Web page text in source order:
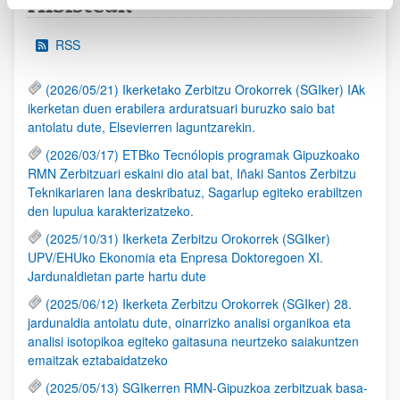
RSS
(2026/05/21) Ikerketako Zerbitzu Orokorrek (SGIker) IAk
ikerketan duen erabilera arduratsuari buruzko saio bat
antolatu dute, Elsevierren laguntzarekin.
(2026/03/17) ETBko Tecnólopis programak Gipuzkoako
RMN Zerbitzuari eskaini dio atal bat, Iñaki Santos Zerbitzu
Teknikariaren lana deskribatuz, Sagarlup egiteko erabiltzen
den lupulua karakterizatzeko.
(2025/10/31) Ikerketa Zerbitzu Orokorrek (SGIker)
UPV/EHUko Ekonomia eta Enpresa Doktoregoen XI.
Jardunaldietan parte hartu dute
(2025/06/12) Ikerketa Zerbitzu Orokorrek (SGIker) 28.
jardunaldia antolatu dute, oinarrizko analisi organikoa eta
analisi isotopikoa egiteko gaitasuna neurtzeko saiakuntzen
emaitzak eztabaidatzeko
(2025/05/13) SGIkerren RMN-Gipuzkoa zerbitzuak basa-